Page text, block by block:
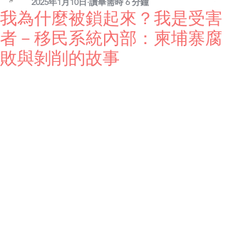
我為什麼被鎖起來？我是受害
者－移民系統內部：柬埔寨腐
敗與剝削的故事